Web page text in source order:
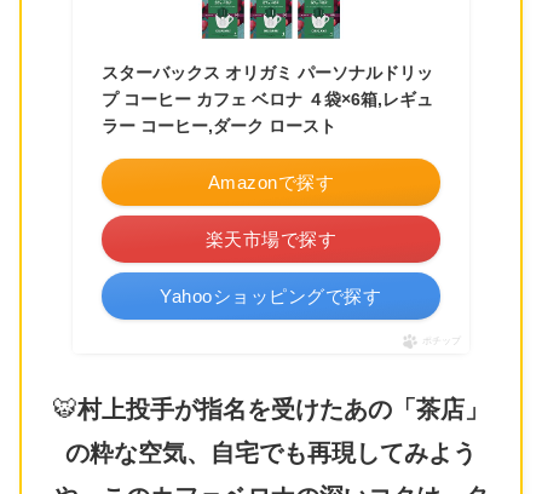
スターバックス オリガミ パーソナルドリッ
プ コーヒー カフェ ベロナ ４袋×6箱,レギュ
ラー コーヒー,ダーク ロースト
Amazonで探す
楽天市場で探す
Yahooショッピングで探す
ポチップ
🐯村上投手が指名を受けたあの「茶店」
の粋な空気、自宅でも再現してみよう